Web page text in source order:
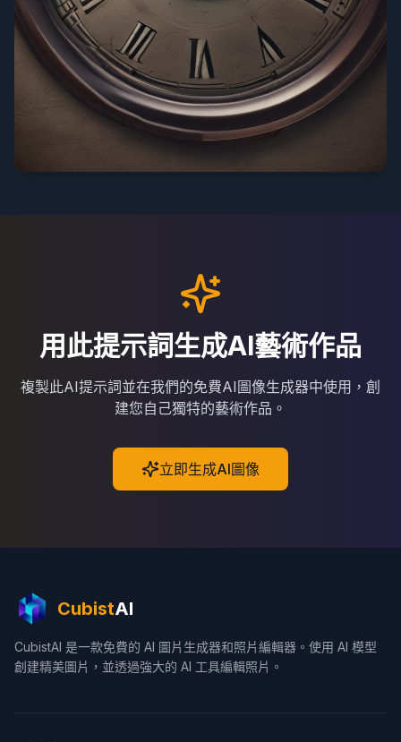
用此提示詞生成AI藝術作品
複製此AI提示詞並在我們的免費AI圖像生成器中使用，創
建您自己獨特的藝術作品。
立即生成AI圖像
CubistAI
CubistAI 是一款免費的 AI 圖片生成器和照片編輯器。使用 AI 模型
創建精美圖片，並透過強大的 AI 工具編輯照片。